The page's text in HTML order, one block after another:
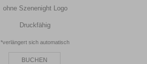
ohne Szenenight Logo
Druckfähig
*verlängert sich automatisch
BUCHEN